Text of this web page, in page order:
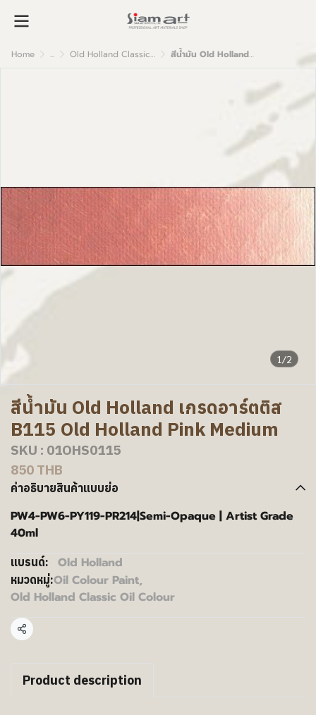
Home ... Old Holland Classic Oil Colour สีน้ำมัน Old Holland เกรดอาร์ตติส B115 Old Holland Pink Medium
1/2
สีน้ำมัน Old Holland เกรดอาร์ตติส
B115 Old Holland Pink Medium
SKU : 01OHS0115
850 THB
คำอธิบายสินค้าแบบย่อ
PW4-PW6-PY119-PR214|Semi-Opaque | Artist Grade
40ml
แบรนด์: Old Holland
หมวดหมู่:Oil Colour Paint,
Old Holland Classic Oil Colour
แชร์
Product description